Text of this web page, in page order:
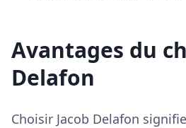
Avantages du
Delafon
Choisir Jacob Delafon